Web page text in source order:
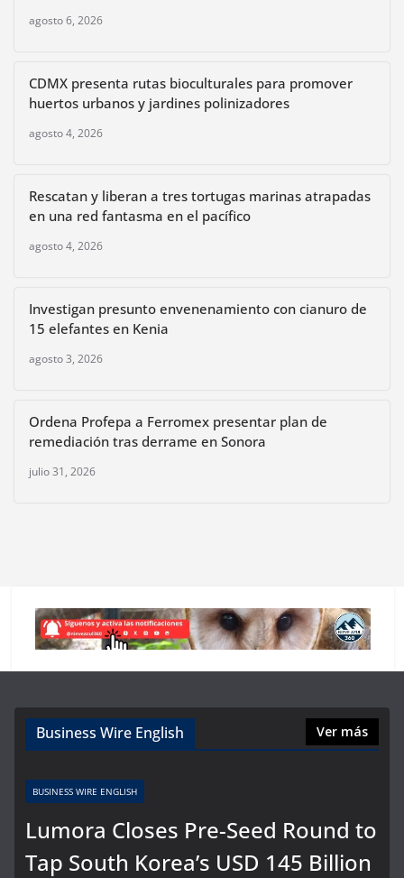
agosto 6, 2026
CDMX presenta rutas bioculturales para promover
huertos urbanos y jardines polinizadores
agosto 4, 2026
Rescatan y liberan a tres tortugas marinas atrapadas
en una red fantasma en el pacífico
agosto 4, 2026
Investigan presunto envenenamiento con cianuro de
15 elefantes en Kenia
agosto 3, 2026
Ordena Profepa a Ferromex presentar plan de
remediación tras derrame en Sonora
julio 31, 2026
Business Wire English Ver más
BUSINESS WIRE ENGLISH
Lumora Closes Pre-Seed Round to
Tap South Korea’s USD 145 Billion